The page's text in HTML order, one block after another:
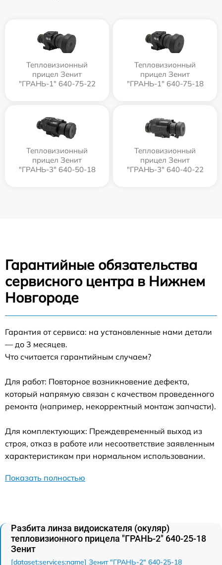
Тепловизионный
прицел Зенит
"ГРАНЬ-1" 640-75-22
Тепловизионный
прицел Зенит
"ГРАНЬ-1" 640-75-18
Тепловизионный
прицел Зенит
"ГРАНЬ-3" 640-50-18
Тепловизионный
прицел Зенит
"ГРАНЬ-3" 640-40-22
Гарантийные обязательства
сервисного центра в Нижнем
Новгороде
Гарантия от сервиса: на установленные нами детали
— до 3 месяцев.
Что считается гарантийным случаем?
Для работ: Повторное возникновение дефекта,
который напрямую связан с качеством проведенного
ремонта (например, некорректный монтаж запчасти).
Для комплектующих: Преждевременный выход из
строя, отказ в работе или несоответствие заявленным
характеристикам при нормальном использовании.
Показать полностью
Разбита линза видоискателя (окуляр)
тепловизионного прицела "ГРАНЬ-2" 640-25-18
Зенит
[dataset:services:name] Зенит "ГРАНЬ-2" 640-25-18